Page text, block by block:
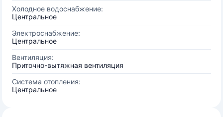
Холодное водоснабжение:
Центральное
Электроснабжение:
Центральное
Вентиляция:
Приточно-вытяжная вентиляция
Система отопления:
Центральное